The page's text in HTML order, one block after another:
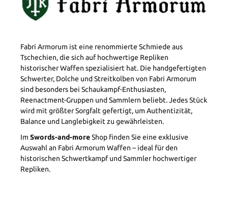
Fabri Armorum ist eine renommierte Schmiede aus
Tschechien, die sich auf hochwertige Repliken
historischer Waffen spezialisiert hat. Die handgefertigten
Schwerter, Dolche und Streitkolben von Fabri Armorum
sind besonders bei Schaukampf-Enthusiasten,
Reenactment-Gruppen und Sammlern beliebt. Jedes Stück
wird mit größter Sorgfalt gefertigt, um Authentizität,
Balance und Langlebigkeit zu gewährleisten.
Im Swords-and-moreShop finden Sie eine exklusive
Auswahl an Fabri Armorum Waffen – ideal für den
historischen Schwertkampf und Sammler hochwertiger
Repliken.